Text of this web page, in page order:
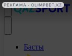
Басты
РЕКЛАМА • OLIMPBET.KZ